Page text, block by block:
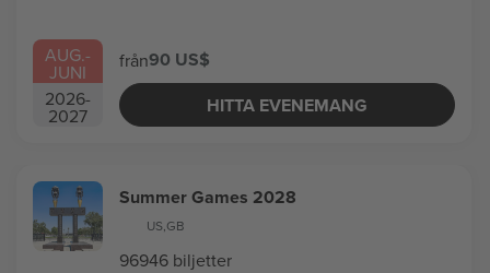
AUG.-
JUNI
2026-
2027
från90 US$
HITTA EVENEMANG
Summer Games 2028
US,GB
96946 biljetter